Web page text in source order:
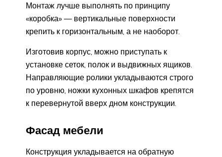
Монтаж лучше выполнять по принципу
«коробка» — вертикальные поверхности
крепить к горизонтальным, а не наоборот.
Изготовив корпус, можно приступать к
установке сеток, полок и выдвижных ящиков.
Направляющие ролики укладываются строго
по уровню, ножки кухонных шкафов крепятся
к перевернутой вверх дном конструкции.
Фасад мебели
Конструкция укладывается на обратную